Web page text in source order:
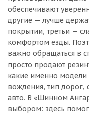
обеспечивают
другие — лучше
покрытии, третьи —
комфортом езды.
важно обращаться в
просто продают
какие именно
вождения, тип дорог,
авто. В «Шинном
выбором: здесь